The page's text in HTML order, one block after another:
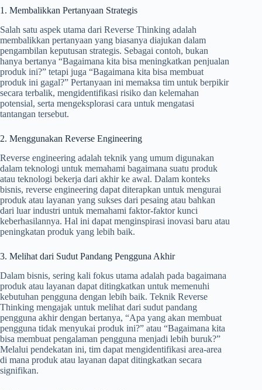
1. Membalikkan Pertanyaan Strategis
Salah satu aspek utama dari Reverse Thinking adalah
membalikkan pertanyaan yang biasanya diajukan dalam
pengambilan keputusan strategis. Sebagai contoh, bukan
hanya bertanya “Bagaimana kita bisa meningkatkan penjualan
produk ini?” tetapi juga “Bagaimana kita bisa membuat
produk ini gagal?” Pertanyaan ini memaksa tim untuk berpikir
secara terbalik, mengidentifikasi risiko dan kelemahan
potensial, serta mengeksplorasi cara untuk mengatasi
tantangan tersebut.
2. Menggunakan Reverse Engineering
Reverse engineering adalah teknik yang umum digunakan
dalam teknologi untuk memahami bagaimana suatu produk
atau teknologi bekerja dari akhir ke awal. Dalam konteks
bisnis, reverse engineering dapat diterapkan untuk mengurai
produk atau layanan yang sukses dari pesaing atau bahkan
dari luar industri untuk memahami faktor-faktor kunci
keberhasilannya. Hal ini dapat menginspirasi inovasi baru atau
peningkatan produk yang lebih baik.
3. Melihat dari Sudut Pandang Pengguna Akhir
Dalam bisnis, sering kali fokus utama adalah pada bagaimana
produk atau layanan dapat ditingkatkan untuk memenuhi
kebutuhan pengguna dengan lebih baik. Teknik Reverse
Thinking mengajak untuk melihat dari sudut pandang
pengguna akhir dengan bertanya, “Apa yang akan membuat
pengguna tidak menyukai produk ini?” atau “Bagaimana kita
bisa membuat pengalaman pengguna menjadi lebih buruk?”
Melalui pendekatan ini, tim dapat mengidentifikasi area-area
di mana produk atau layanan dapat ditingkatkan secara
signifikan.